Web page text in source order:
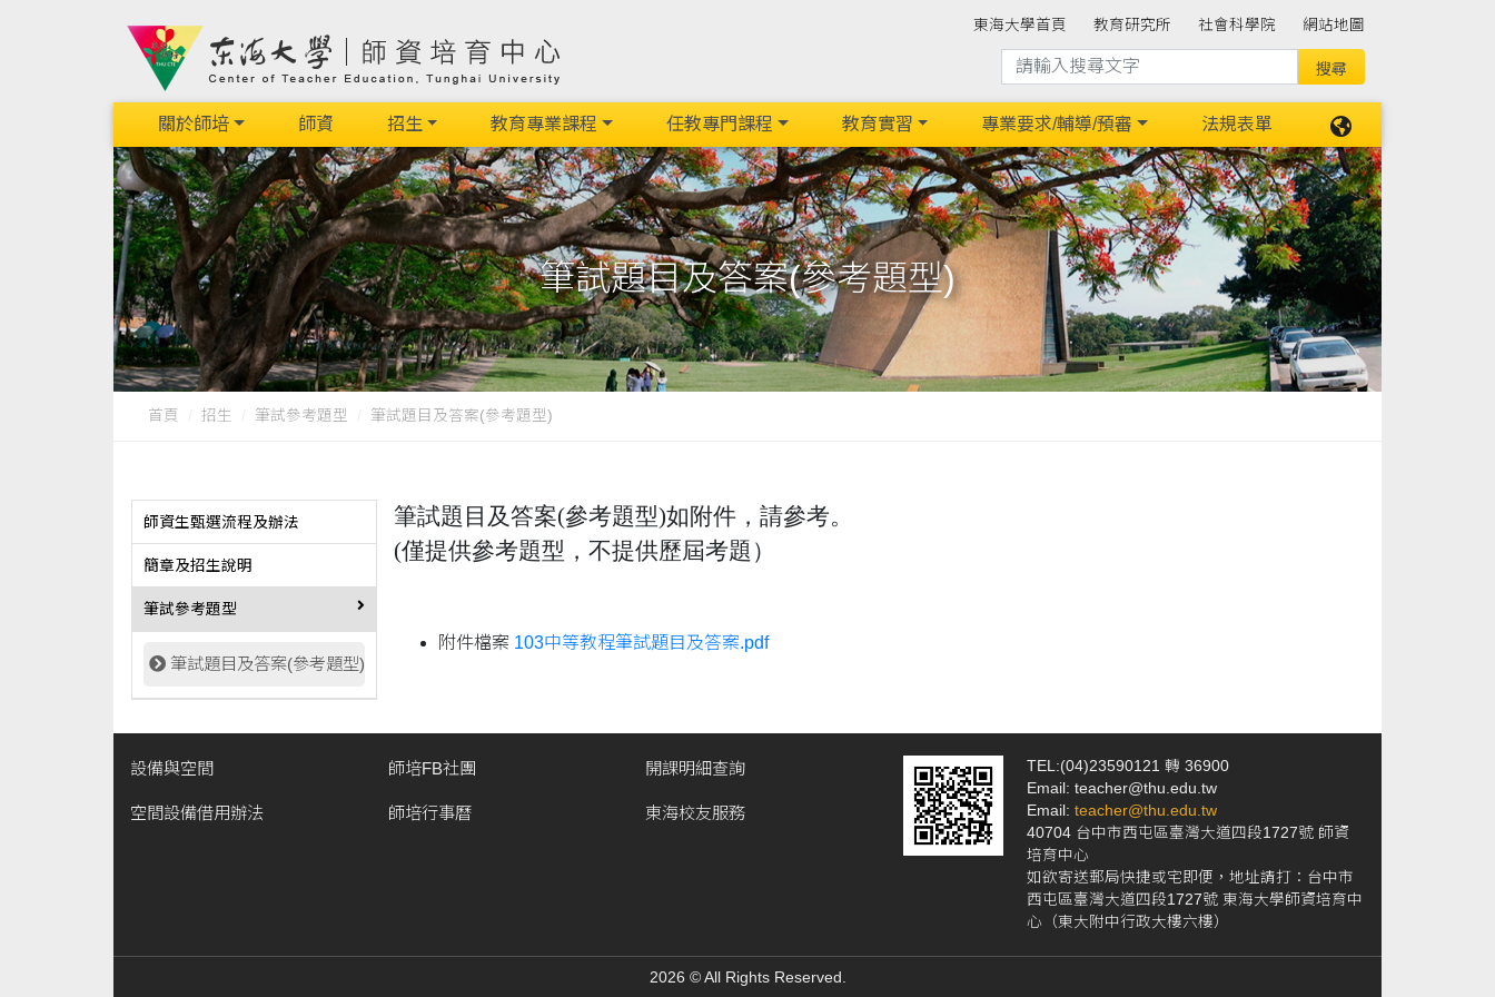
東海大學首頁 教育研究所 社會科學院 網站地圖
關於師培 師資 招生 教育專業課程 任教專門課程 教育實習 專業要求/輔導/預審 法規表單
筆試題目及答案(參考題型)
首頁 招生 筆試參考題型 筆試題目及答案(參考題型)
師資生甄選流程及辦法
簡章及招生說明
筆試參考題型
筆試題目及答案(參考題型)
筆試題目及答案(參考題型)如附件，請參考。
(僅提供參考題型，不提供歷屆考題）
附件檔案 103中等教程筆試題目及答案.pdf
設備與空間
空間設備借用辦法
師培FB社團
師培行事曆
開課明細查詢
東海校友服務
TEL:(04)23590121 轉 36900
Email: teacher@thu.edu.tw
Email:teacher@thu.edu.tw
40704 台中市西屯區臺灣大道四段1727號 師資
培育中心
如欲寄送郵局快捷或宅即便，地址請打：台中市
西屯區臺灣大道四段1727號 東海大學師資培育中
心（東大附中行政大樓六樓）
2026 © All Rights Reserved.